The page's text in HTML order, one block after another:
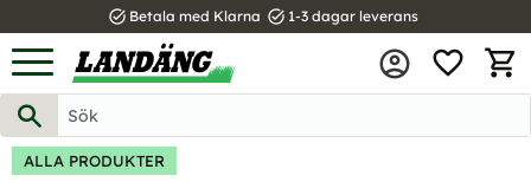
Meny
task_alt Betala med Klarna task_alt 1-3 dagar leverans
ALLA PRODUKTER